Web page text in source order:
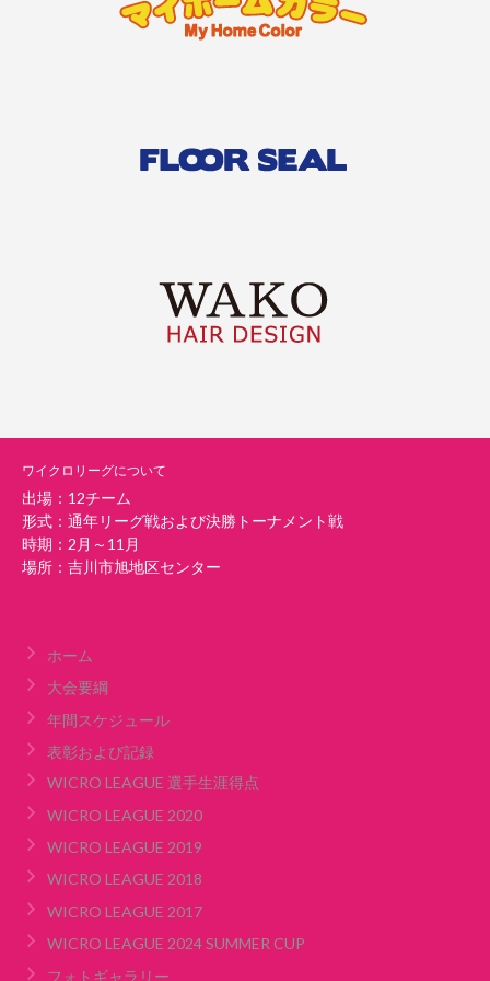
ワイクロリーグについて
出場：12チーム
形式：通年リーグ戦および決勝トーナメント戦
時期：2月～11月
場所：吉川市旭地区センター
ホーム
大会要綱
年間スケジュール
表彰および記録
WICRO LEAGUE 選手生涯得点
WICRO LEAGUE 2020
WICRO LEAGUE 2019
WICRO LEAGUE 2018
WICRO LEAGUE 2017
WICRO LEAGUE 2024 SUMMER CUP
フォトギャラリー